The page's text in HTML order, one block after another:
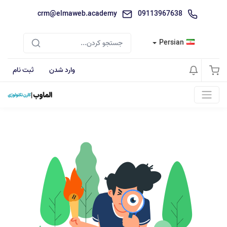
09113967638
crm@elmaweb.academy
Persian
وارد شدن ثبت نام